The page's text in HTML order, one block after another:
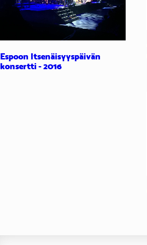
Espoon Itsenäisyyspäivän
konsertti - 2016